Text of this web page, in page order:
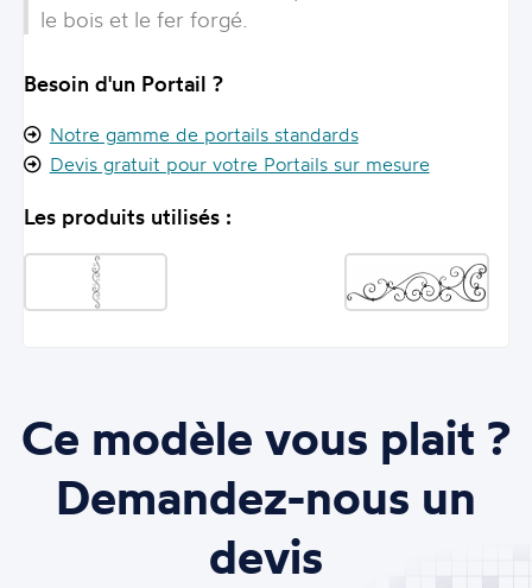
le bois et le fer forgé.
Besoin d'un Portail ?
Notre gamme de portails standards
Devis gratuit pour votre Portails sur mesure
Les produits utilisés :
Ce modèle vous plait ?
Demandez-nous un
devis